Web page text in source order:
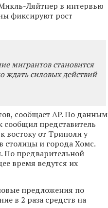
Ляйтнер в интервью
фиксируют рост
мигрантов становится
ждать силовых действий
сообщает AP. По данным
сообщил представитель
востоку от Триполи у
столицы и города Хомс.
По предварительной
время ведутся их
предложения по
в 2 раза средств на